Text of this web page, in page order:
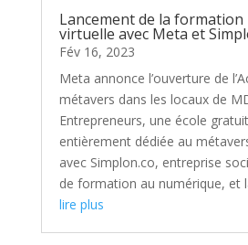
Lancement de la formation
virtuelle avec Meta et
Fév 16, 2023
Meta annonce l’ouverture de
métavers dans les locaux de
Entrepreneurs, une école
entièrement dédiée au
avec Simplon.co, entreprise
de formation au numérique, et
lire plus